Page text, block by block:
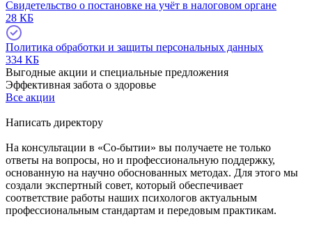
Свидетельство о постановке на учёт в налоговом органе
28 КБ
Политика обработки и защиты персональных данных
334 КБ
Выгодные акции и специальные предложения
Эффективная забота о здоровье
Все акции
Написать директору
На консультации в «Со-бытии» вы получаете не только
ответы на вопросы, но и профессиональную поддержку,
основанную на научно обоснованных методах. Для этого мы
создали экспертный совет, который обеспечивает
соответствие работы наших психологов актуальным
профессиональным стандартам и передовым практикам.